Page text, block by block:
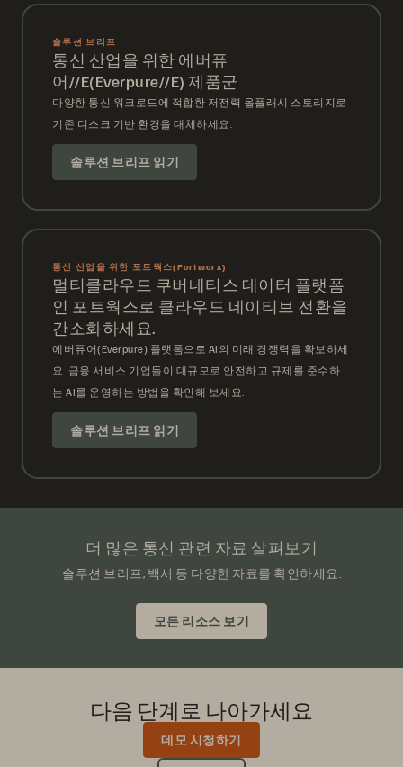
솔루션 브리프
통신 산업을 위한 에버퓨
어//E(Everpure//E) 제품군
다양한 통신 워크로드에 적합한 저전력 올플래시 스토리지로
기존 디스크 기반 환경을 대체하세요.
솔루션 브리프 읽기
통신 산업을 위한 포트웍스(Portworx)
멀티클라우드 쿠버네티스 데이터 플랫폼
인 포트웍스로 클라우드 네이티브 전환을
간소화하세요.
에버퓨어(Everpure) 플랫폼으로 AI의 미래 경쟁력을 확보하세
요. 금융 서비스 기업들이 대규모로 안전하고 규제를 준수하
는 AI를 운영하는 방법을 확인해 보세요.
솔루션 브리프 읽기
더 많은 통신 관련 자료 살펴보기
솔루션 브리프, 백서 등 다양한 자료를 확인하세요.
모든 리소스 보기
다음 단계로 나아가세요
데모 시청하기